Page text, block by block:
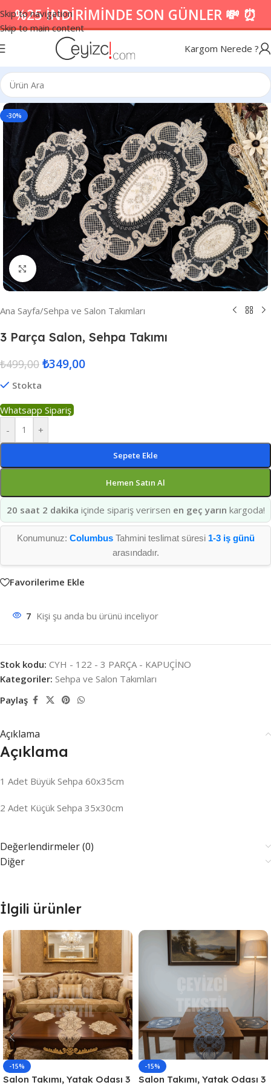
Skip to navigation
Skip to main content
%25 İNDİRİMİNDE SON GÜNLER 💸 ⏰
Kargom Nerede ?
-30%
Resmi Büyüt
Ana Sayfa/Sehpa ve Salon Takımları
3 Parça Salon, Sehpa Takımı
₺499,00 ₺349,00
Stokta
Whatsapp Sipariş
-
+
Sepete Ekle
Hemen Satın Al
20 saat 2 dakika içinde sipariş verirsen en geç yarın kargoda!
Konumunuz: ColumbusTahmini teslimat süresi 1-3 iş günü
arasındadır.
Favorilerime Ekle
7 Kişi şu anda bu ürünü inceliyor
Stok kodu: CYH - 122 - 3 PARÇA - KAPUÇİNO
Kategoriler: Sehpa ve Salon Takımları
Paylaş
Açıklama
Açıklama
1 Adet Büyük Sehpa 60x35cm
2 Adet Küçük Sehpa 35x30cm
Değerlendirmeler (0)
Diğer
İlgili ürünler
-15%
Salon Takımı, Yatak Odası 3
-15%
Salon Takımı, Yatak Odası 3